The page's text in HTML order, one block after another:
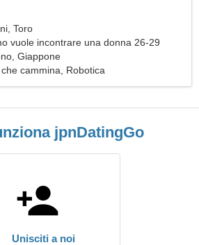
Toro
vuole incontrare una donna 26-29
Giappone
cammina, Robotica
jpnDatingGo
Unisciti a noi